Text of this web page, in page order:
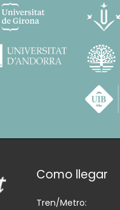
Como llegar
Tren/Metro: